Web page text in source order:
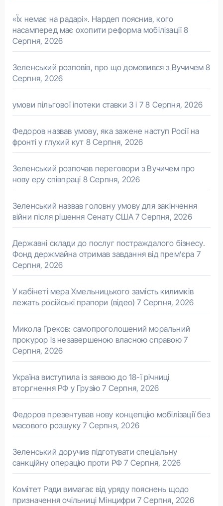
«Їх немає на радарі». Нардеп пояснив, кого
насамперед має охопити реформа мобілізації 8
Серпня, 2026
Зеленський розповів, про що домовився з Вучичем 8
Серпня, 2026
умови пільгової іпотеки ставки 3 і 7 8 Серпня, 2026
Федоров назвав умову, яка зажене наступ Росії на
фронті у глухий кут 8 Серпня, 2026
Зеленський розпочав переговори з Вучичем про
нову еру співпраці 8 Серпня, 2026
Зеленський назвав головну умову для закінчення
війни після рішення Сенату США 7 Серпня, 2026
Державні склади до послуг постраждалого бізнесу.
Фонд держмайна отримав завдання від прем’єра 7
Серпня, 2026
У кабінеті мера Хмельницького замість килимків
лежать російські прапори (відео) 7 Серпня, 2026
Микола Греков: самопроголошений моральний
прокурор із незавершеною власною справою 7
Серпня, 2026
Україна виступила із заявою до 18-ї річниці
вторгнення РФ у Грузію 7 Серпня, 2026
Федоров презентував нову концепцію мобілізації без
масового розшуку 7 Серпня, 2026
Зеленський доручив підготувати спеціальну
санкційну операцію проти РФ 7 Серпня, 2026
Комітет Ради вимагає від уряду пояснень щодо
призначення очільниці Мінцифри 7 Серпня, 2026